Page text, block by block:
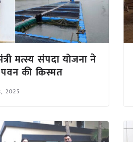
मत्स्य संपदा योजना ने
की किस्मत
2025